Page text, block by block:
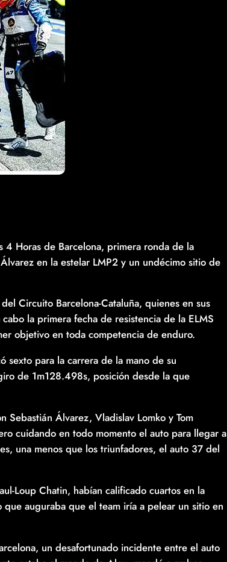
4 Horas de Barcelona, primera ronda de la
en la estelar LMP2 y un undécimo sitio de
Circuito Barcelona-Cataluña, quienes en sus
la primera fecha de resistencia de la ELMS
objetivo en toda competencia de enduro.
sexto para la carrera de la mano de su
de 1m128.498s, posición desde la que
Álvarez, Vladislav Lomko y Tom
cuidando en todo momento el auto para llegar a
una menos que los triunfadores, el auto 37 del
Loup Chatin, habían calificado cuartos en la
auguraba que el team iría a pelear un sitio en
un desafortunado incidente entre el auto